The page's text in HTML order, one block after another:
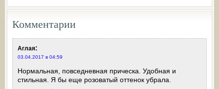
Комментарии
Аглая:
03.04.2017 в 04:59
Нормальная, повседневная прическа. Удобная и
стильная. Я бы еще розоватый оттенок убрала.